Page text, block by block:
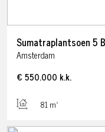
Sumatraplantsoen5 B
Amsterdam
€ 550.000 k.k.
81 m²